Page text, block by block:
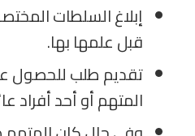
إبلاغ السلطات
قبل علمها بها.
تقديم طلب للحصول
المتهم أو أحد أفراد